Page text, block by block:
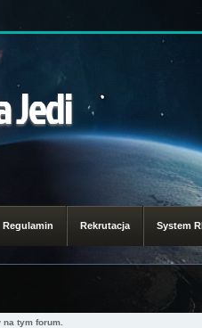
Jedi
Regulamin Rekrutacja System
tym forum.